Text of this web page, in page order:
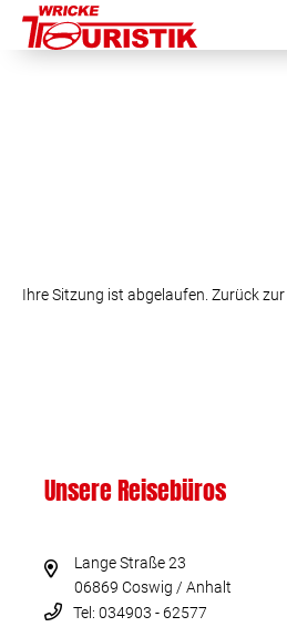
Ihre Sitzung ist abgelaufen. Zurück zur
Unsere Reisebüros
Lange Straße 23
06869 Coswig / Anhalt
Tel: 034903 - 62577